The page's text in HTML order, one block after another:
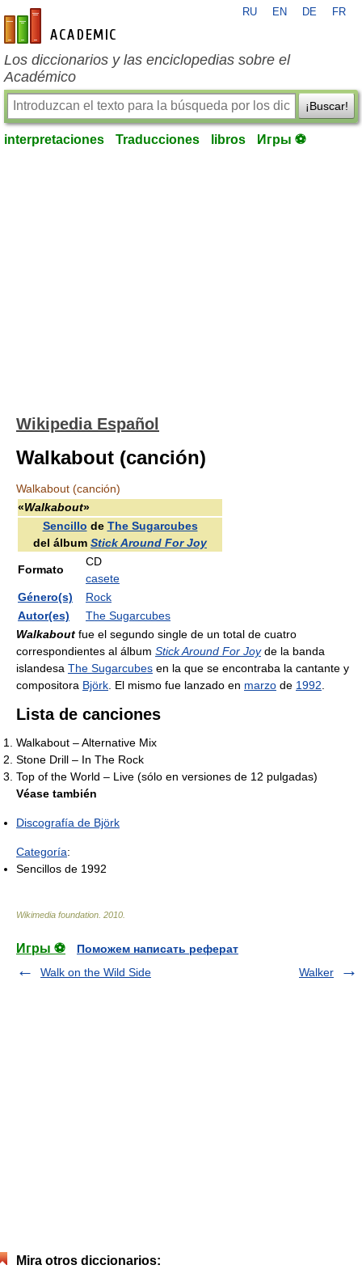
es-academic.com
RU EN DE FR
Los diccionarios y las enciclopedias sobre el
Académico
¡Buscar!
interpretaciones Traducciones libros Игры ⚽
Wikipedia Español
Walkabout (canción)
Walkabout (canción)
«Walkabout»
Sencillo de The Sugarcubes
del álbum Stick Around For Joy
Formato
CD
casete
Género(s)
Rock
Autor(es)
The Sugarcubes
Walkabout fue el segundo single de un total de cuatro
correspondientes al álbum Stick Around For Joyde la banda
islandesa The Sugarcubes en la que se encontraba la cantante y
compositora Björk . El mismo fue lanzado en marzo de 1992
Lista de canciones
Walkabout – Alternative Mix
Stone Drill – In The Rock
Top of the World – Live (sólo en versiones de 12 pulgadas)
Véase también
Discografía de Björk
Categoría:
Sencillos de 1992
Wikimedia foundation 2010
Игры ⚽
Поможем написать реферат
Walk on the Wild Side
Walker
Mira otros diccionarios: